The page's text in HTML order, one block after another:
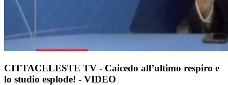
CITTACELESTE TV - Caicedo all’ultimo respiro e
lo studio esplode! - VIDEO